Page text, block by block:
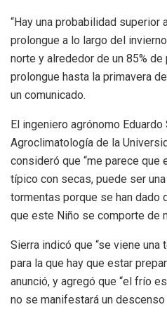
“Hay una probabilidad superior
prolongue a lo largo del
norte y alrededor de un 85%
prolongue hasta la primavera
un comunicado.
El ingeniero agrónomo
Agroclimatología de la
consideró que “me parece que
típico con secas, puede ser
tormentas porque se han dado
que este Niño se comporte de
Sierra indicó que “se viene
para la que hay que estar
anunció, y agregó que “el frío
no se manifestará un